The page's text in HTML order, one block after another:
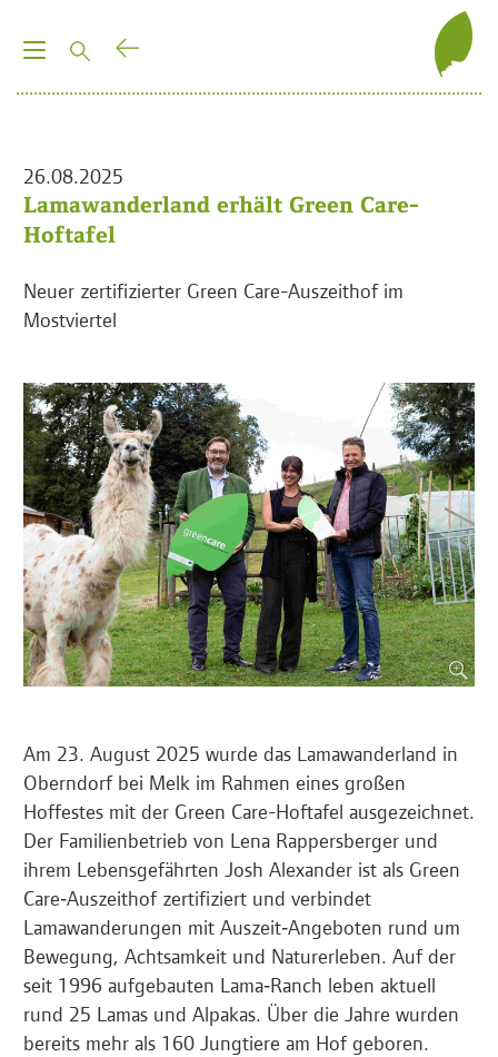
T
l
e
n
v
i
t
i
o
n
26.08.2025
Lamawanderland erhält Green Care-
Hoftafel
Neuer zertifizierter Green Care-Auszeithof im
Mostviertel
Am 23. August 2025 wurde das Lamawanderland in
Oberndorf bei Melk im Rahmen eines großen
Hoffestes mit der Green Care-Hoftafel ausgezeichnet.
Der Familienbetrieb von Lena Rappersberger und
ihrem Lebensgefährten Josh Alexander ist als Green
Care‑Auszeithof zertifiziert und verbindet
Lamawanderungen mit Auszeit‑Angeboten rund um
Bewegung, Achtsamkeit und Naturerleben. Auf der
seit 1996 aufgebauten Lama‑Ranch leben aktuell
rund 25 Lamas und Alpakas. Über die Jahre wurden
bereits mehr als 160 Jungtiere am Hof geboren.